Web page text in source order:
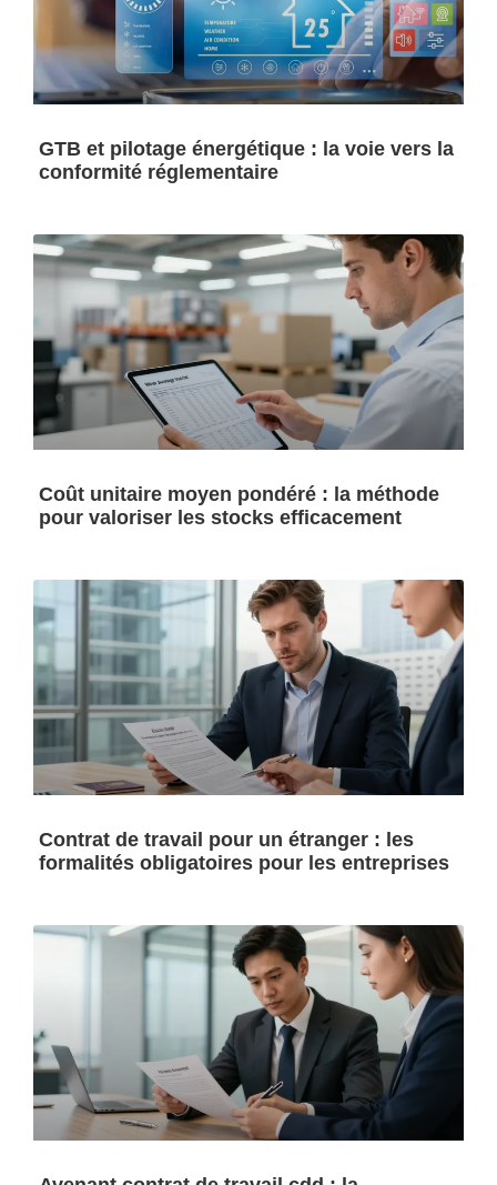
GTB et pilotage énergétique : la voie vers la
conformité réglementaire
Coût unitaire moyen pondéré : la méthode
pour valoriser les stocks efficacement
Contrat de travail pour un étranger : les
formalités obligatoires pour les entreprises